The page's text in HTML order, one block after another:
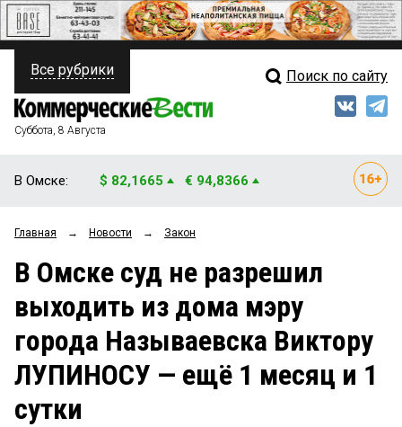
ПОЛИТИКА
ФИНАНСЫ
ОБЩЕСТВО
ЗАКОН
НОВОСТИ КОМПАНИЙ
ПРОИСШЕСТВИЯ
СТИЛЬ ЖИЗНИ
Свежий выпуск
Рейтинги
Блоги
Архив
Все рубрики Поиск по сайту
Суббота, 8 Августа
В Омске: $ 82,1665 € 94,8366
Главная → Новости → Закон
В Омске суд не разрешил
выходить из дома мэру
города Называевска Виктору
ЛУПИНОСУ — ещё 1 месяц и 1
сутки